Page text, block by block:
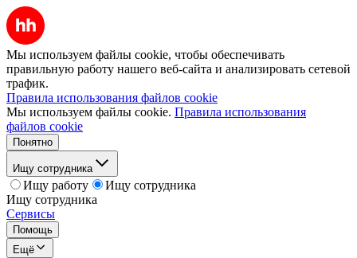
Мы используем файлы cookie, чтобы обеспечивать
правильную работу нашего веб-сайта и анализировать сетевой
трафик.
Правила использования файлов cookie
Мы используем файлы cookie. Правила использования
файлов cookie
Понятно
Ищу сотрудника
Ищу работу
Ищу сотрудника
Ищу сотрудника
Сервисы
Помощь
Ещё